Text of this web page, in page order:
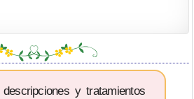
y tratamientos